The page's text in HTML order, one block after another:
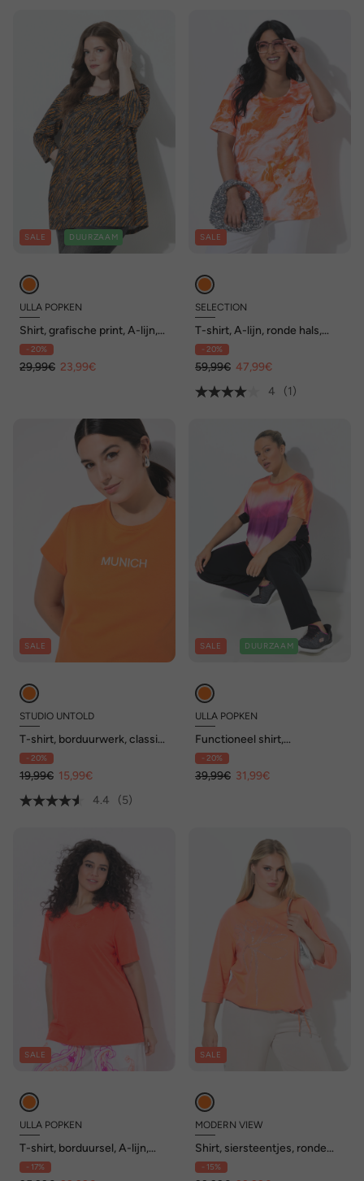
SALE DUURZAAM
ULLA POPKEN
Shirt, grafische print, A-lijn,
ronde hals, 3/4-mouw
- 20%
29,99€ 23,99€
SALE
SELECTION
T-shirt, A-lijn, ronde hals,
korte mouwen, pima-katoen
- 20%
59,99€ 47,99€
4
(1)
SALE
STUDIO UNTOLD
T-shirt, borduurwerk, classic,
V-hals, halve mouw
- 20%
19,99€ 15,99€
4.4
(5)
SALE DUURZAAM
ULLA POPKEN
Functioneel shirt,
inzetstukken van mesh,
ronde hals, korte mouwen,
gerecycled
- 20%
39,99€ 31,99€
SALE
ULLA POPKEN
T-shirt, borduursel, A-lijn,
ronde hals, korte mouwen
- 17%
SALE
MODERN VIEW
Shirt, siersteentjes, ronde
hals, 3/4-mouwen,
zoomband
- 15%